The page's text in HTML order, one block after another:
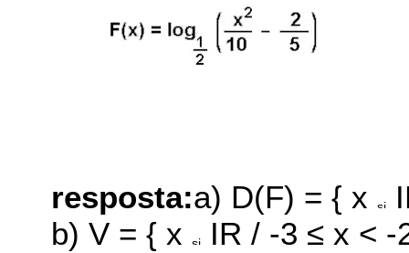
resposta:a) D(F) = { x
b) V = { x IR / -3 ≤ x < -